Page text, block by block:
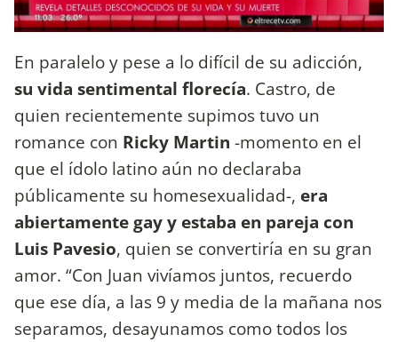
En paralelo y pese a lo difícil de su adicción,
su vida sentimental florecía. Castro, de
quien recientemente supimos tuvo un
romance con Ricky Martin -momento en el
que el ídolo latino aún no declaraba
públicamente su homesexualidad-, era
abiertamente gay y estaba en pareja con
Luis Pavesio, quien se convertiría en su gran
amor. “Con Juan vivíamos juntos, recuerdo
que ese día, a las 9 y media de la mañana nos
separamos, desayunamos como todos los